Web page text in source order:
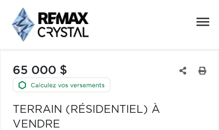
65 000 $
TERRAIN (RÉSIDENTIEL) À
VENDRE